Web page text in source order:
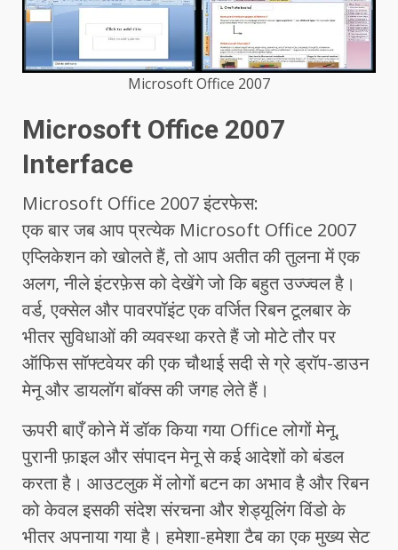
Microsoft Office 2007
Microsoft Office 2007
Interface
Microsoft Office 2007 इंटरफेस:
एक बार जब आप प्रत्येक Microsoft Office 2007
एप्लिकेशन को खोलते हैं, तो आप अतीत की तुलना में एक
अलग, नीले इंटरफ़ेस को देखेंगे जो कि बहुत उज्ज्वल है।
वर्ड, एक्सेल और पावरपॉइंट एक वर्जित रिबन टूलबार के
भीतर सुविधाओं की व्यवस्था करते हैं जो मोटे तौर पर
ऑफिस सॉफ्टवेयर की एक चौथाई सदी से ग्रे ड्रॉप-डाउन
मेनू और डायलॉग बॉक्स की जगह लेते हैं।
ऊपरी बाएँ कोने में डॉक किया गया Office लोगों मेनू,
पुरानी फ़ाइल और संपादन मेनू से कई आदेशों को बंडल
करता है। आउटलुक में लोगों बटन का अभाव है और रिबन
को केवल इसकी संदेश संरचना और शेड्यूलिंग विंडो के
भीतर अपनाया गया है। हमेशा-हमेशा टैब का एक मुख्य सेट